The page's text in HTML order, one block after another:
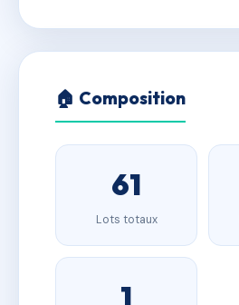
🏠 Composition
61
Lots totaux
1